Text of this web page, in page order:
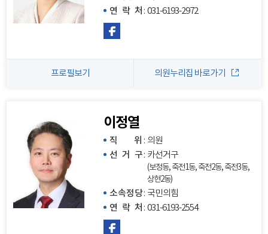
연 락 처 : 031-6193-2972
프로필보기 의원누리집 바로가기
이정열
직 위
: 의원
선 거 구: 카선거구
(보정동, 죽전1동, 죽전2동, 죽전3동,
상현2동)
소속정당: 국민의힘
연 락 처 : 031-6193-2554